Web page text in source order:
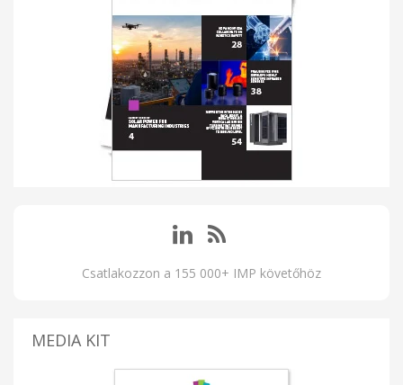
Csatlakozzon a 155 000+ IMP követőhöz
MEDIA KIT